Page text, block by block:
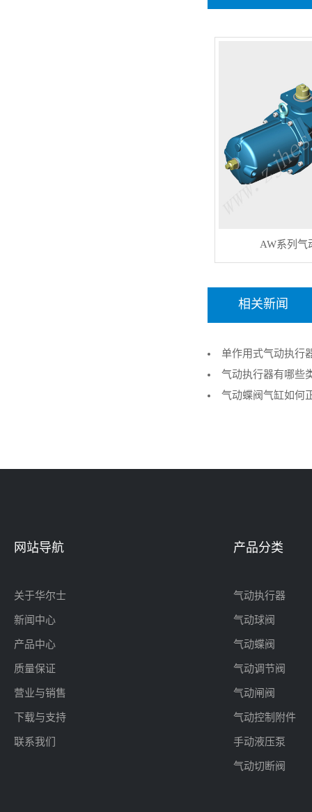
AW系列气
相关新闻
单作用式气动执行
的关键执行机构
气动执行器有哪些
气动蝶阀气缸如何
网站导航
关于华尔士
新闻中心
产品中心
质量保证
营业与销售
下载与支持
联系我们
产品分类
气动执行器
气动球阀
气动蝶阀
气动调节阀
气动闸阀
气动控制附件
手动液压泵
气动切断阀